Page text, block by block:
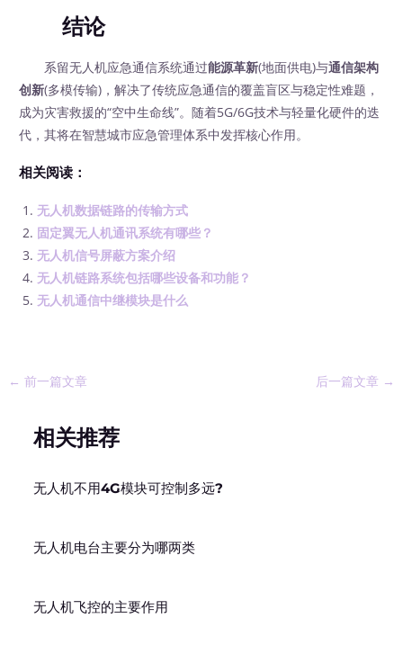
结论
系留无人机应急通信系统通过能源革新(地面供电)与通信架构
创新(多模传输)，解决了传统应急通信的覆盖盲区与稳定性难题，
成为灾害救援的“空中生命线”。随着5G/6G技术与轻量化硬件的迭
代，其将在智慧城市应急管理体系中发挥核心作用。
相关阅读：
无人机数据链路的传输方式
固定翼无人机通讯系统有哪些？
无人机信号屏蔽方案介绍
无人机链路系统包括哪些设备和功能？
无人机通信中继模块是什么
← 前一篇文章 后一篇文章 →
相关推荐
无人机不用4G模块可控制多远?
无人机电台主要分为哪两类
无人机飞控的主要作用